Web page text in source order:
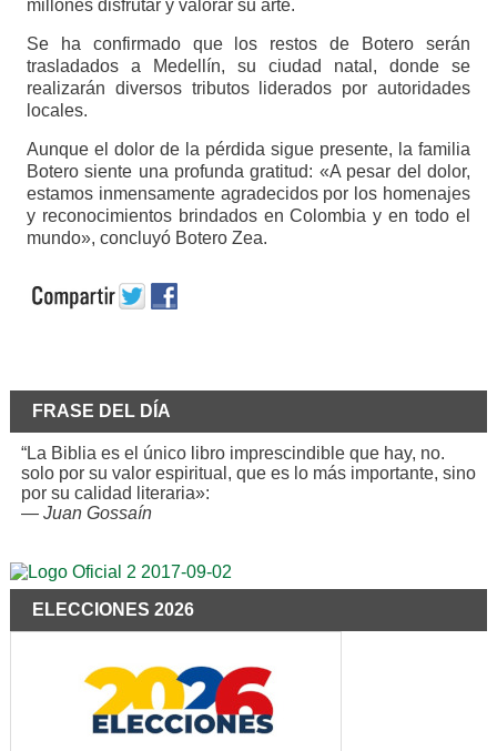
millones disfrutar y valorar su arte.
Se ha confirmado que los restos de Botero serán
trasladados a Medellín, su ciudad natal, donde se
realizarán diversos tributos liderados por autoridades
locales.
Aunque el dolor de la pérdida sigue presente, la familia
Botero siente una profunda gratitud: «A pesar del dolor,
estamos inmensamente agradecidos por los homenajes
y reconocimientos brindados en Colombia y en todo el
mundo», concluyó Botero Zea.
FRASE DEL DÍA
“La Biblia es el único libro imprescindible que hay, no.
solo por su valor espiritual, que es lo más importante, sino
por su calidad literaria»:
— Juan Gossaín
ELECCIONES 2026